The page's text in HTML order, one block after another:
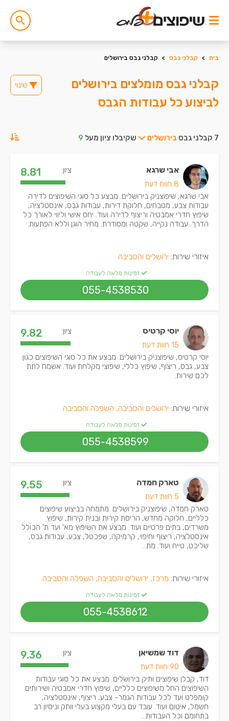
בית > קבלני גבס > קבלני גבס בירושלים
קבלני גבס מומלצים בירושלים
לביצוע כל עבודות הגבס
שינוי
7 קבלני גבס בירושלים שקיבלו ציון מעל 9
אבי שרגא
8 חוות דעת
ציון: 8.81
אבי שרגא, שיפוצניק בירושלים. מבצע כל סוגי השיפוצים לדירה:
עבודות צבע, מטבחים, חלוקת דירות, עבודות גבס, אינסטלציה,
שיפוץ חדרי אמבטיה וריצוף לדירה ועוד. יחס אישי וליווי לאורך כל
הדרך. עבודה נקייה, שקטה ומסודרת. מחיר הוגן וללא הפתעות.
איזורי שירות: ירושלים והסביבה
זמינות מלאה לעבודה
055-4538530
יוסי קרטיס
15 חוות דעת
ציון: 9.82
יוסי קרטיס, שיפוצניק בירושלים. מבצע את כל סוגי השיפוצים כגון:
צבע, גבס, ריצוף, שיפוץ כללי, שיפוצי מקלחת ועוד. אשמח לתת
לכם שירות.
איזורי שירות: ירושלים והסביבה, השפלה והסביבה
זמינות מלאה לעבודה
055-4538599
טארק חמדה
5 חוות דעת
ציון: 9.55
טארק חמדה, שיפוצניק בירושלים. מתמחה בביצוע שיפוצים
כלליים, חלוקה מחדש, הריסת קירות ובנית קירות, שיפוץ
משרדים, בתים פרטיים ועוד. מבצע את השיפוץ מא' ועד ת' הכולל
אינסטלציה, ריצוף וחיפוי, קרמיקה, שפכטל, צבע, עבודות גבס,
שליכט, טייח ועוד. מת...
איזורי שירות: מרכז, ירושלים והסביבה, השפלה והסביבה
זמינות מלאה לעבודה
055-4538612
דוד שמשיאן
90 חוות דעת
ציון: 9.36
דוד, קבלן שיפוצים ותיק בירושלים. מבצע את כל סוגי עבודות
השיפוצים החל משיפוצים כלליים, שיפוץ חדרי אמבטיה ושירותים
קומפלט ועד לכל עבודות הגמר- צבע, ריצוף, אינסטלציה,
חשמל, איטום ועוד. עובד עם בעלי מקצוע בעלי וותק וניסיון רב
בתחומם וכל העבודות...